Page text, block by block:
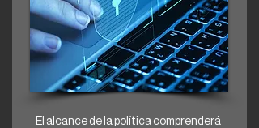
El alcance de la política comprenderá